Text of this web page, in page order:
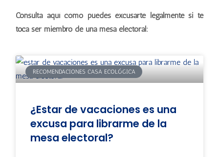
Consulta aquí cómo puedes excusarte legalmente si te
toca ser miembro de una mesa electoral:
RECOMENDACIONES CASA ECOLÓGICA
¿Estar de vacaciones es una
excusa para librarme de la
mesa electoral?